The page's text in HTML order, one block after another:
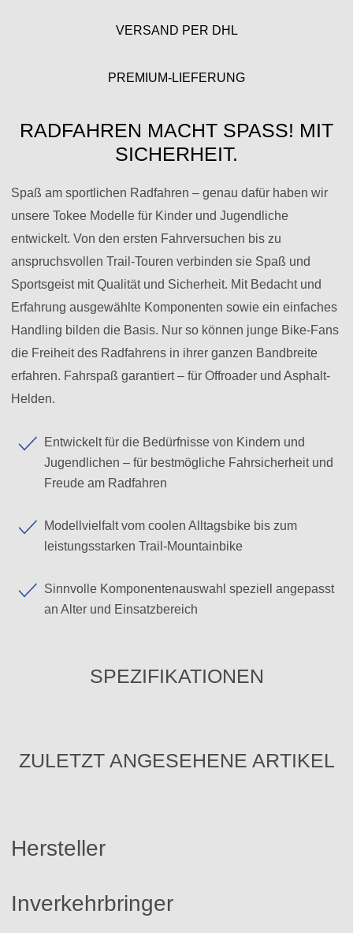
VERSAND PER DHL
PREMIUM-LIEFERUNG
RADFAHREN MACHT SPASS! MIT S
ICHERHEIT.
Spaß am sportlichen Radfahren – genau dafür haben wir
unsere Tokee Modelle für Kinder und Jugendliche
entwickelt. Von den ersten Fahrversuchen bis zu
anspruchsvollen Trail-Touren verbinden sie Spaß und
Sportsgeist mit Qualität und Sicherheit. Mit Bedacht und
Erfahrung ausgewählte Komponenten sowie ein einfaches
Handling bilden die Basis. Nur so können junge Bike-Fans
die Freiheit des Radfahrens in ihrer ganzen Bandbreite
erfahren. Fahrspaß garantiert – für Offroader und Asphalt-
Helden.
Entwickelt für die Bedürfnisse von Kindern und
Jugendlichen – für bestmögliche Fahrsicherheit und
Freude am Radfahren
Modellvielfalt vom coolen Alltagsbike bis zum
leistungsstarken Trail-Mountainbike
Sinnvolle Komponentenauswahl speziell angepasst
an Alter und Einsatzbereich
SPEZIFIKATIONEN
ZULETZT ANGESEHENE ARTIKEL
Hersteller
Inverkehrbringer